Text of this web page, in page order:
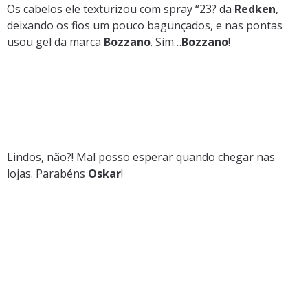
Os cabelos ele texturizou com spray “23? da Redken,
deixando os fios um pouco bagunçados, e nas pontas
usou gel da marca Bozzano. Sim…Bozzano!
Lindos, não?! Mal posso esperar quando chegar nas
lojas. Parabéns Oskar!